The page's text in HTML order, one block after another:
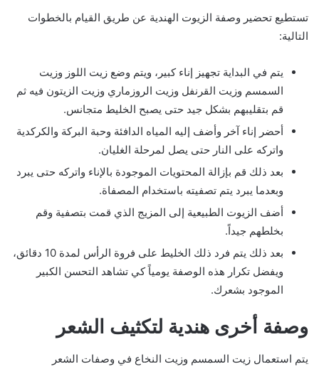
تستطيع تحضير وصفة الزيوت الهندية عن طريق القيام بالخطوات
التالية:
يتم في البداية تجهيز إناء كبير، ويتم وضع زيت اللوز وزيت
السمسم وزيت القرنفل وزيت الروزماري وزيت الزيتون فيه ثم
قم بتقليبهم بشكل جيد حتى يصبح الخليط متجانس.
أحضر إناء آخر وأضف إليه المياه الدافئة وحبة البركة والكركدية
واتركه على النار حتى يصل لمرحلة الغليان.
بعد ذلك قم بإزالة المحتويات الموجودة بالإناء واتركه حتى يبرد
وبعدما يبرد يتم تصفيته باستخدام المصفاة.
أضف الزيوت الطبيعية إلى المزيج الذي قمت بتصفية وقم
بخلطهم جيداً.
بعد ذلك يتم فرد ذلك الخليط على فروة الرأس لمدة 10 دقائق،
ويفضل تكرار هذه الوصفة يومياً كي تشاهد التحسن الكبير
الموجود بشعرك.
وصفة أخرى هندية لتكثيف الشعر
يتم استعمال زيت السمسم وزيت النخاع في وصفات الشعر